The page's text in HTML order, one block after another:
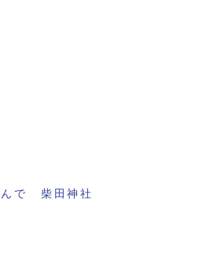
で 柴田神社